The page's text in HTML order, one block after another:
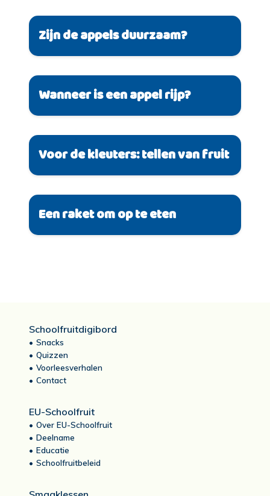
Zijn de appels duurzaam?
Wanneer is een appel rijp?
Voor de kleuters: tellen van fruit
Een raket om op te eten
Schoolfruitdigibord
Snacks
Quizzen
Voorleesverhalen
Contact
EU-Schoolfruit
Over EU-Schoolfruit
Deelname
Educatie
Schoolfruitbeleid